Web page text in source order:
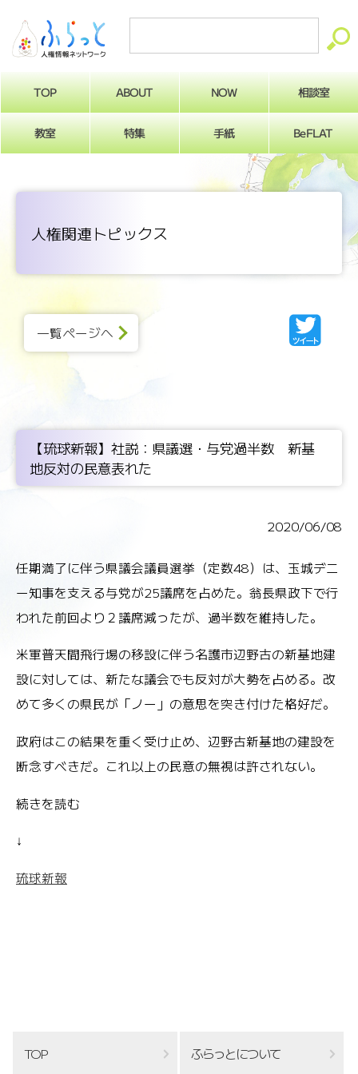
TOP ABOUT NOW 相談室
教室 特集 手紙 BeFLAT
人権関連トピックス
一覧ページへ
【琉球新報】社説：県議選・与党過半数 新基
地反対の民意表れた
2020/06/08
任期満了に伴う県議会議員選挙（定数48）は、玉城デニ
ー知事を支える与党が25議席を占めた。翁長県政下で行
われた前回より２議席減ったが、過半数を維持した。
米軍普天間飛行場の移設に伴う名護市辺野古の新基地建
設に対しては、新たな議会でも反対が大勢を占める。改
めて多くの県民が「ノー」の意思を突き付けた格好だ。
政府はこの結果を重く受け止め、辺野古新基地の建設を
断念すべきだ。これ以上の民意の無視は許されない。
続きを読む
↓
琉球新報
TOP ふらっとについて